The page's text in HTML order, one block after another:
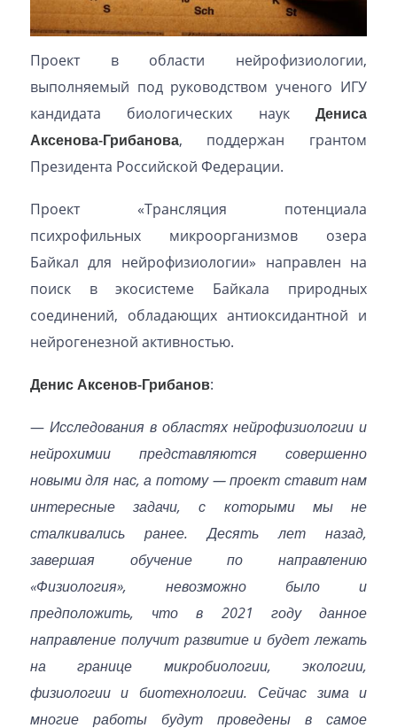
Проект в области нейрофизиологии,
выполняемый под руководством ученого ИГУ
кандидата биологических наукДениса
Аксенова-Грибанова, поддержан грантом
Президента Российской Федерации.
Проект «Трансляция потенциала
психрофильных микроорганизмов озера
Байкал для нейрофизиологии» направлен на
поиск в экосистеме Байкала природных
соединений, обладающих антиоксидантной и
нейрогенезной активностью.
Денис Аксенов-Грибанов:
— Исследования в областях нейрофизиологии и
нейрохимии представляются совершенно
новыми для нас, а потому — проект ставит нам
интересные задачи, с которыми мы не
сталкивались ранее. Десять лет назад,
завершая обучение по направлению
«Физиология», невозможно было и
предположить, что в 2021 году данное
направление получит развитие и будет лежать
на границе микробиологии, экологии,
физиологии и биотехнологии. Сейчас зима и
многие работы будут проведены в самое